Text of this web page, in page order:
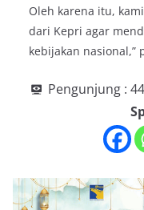
Oleh karena itu,
dari Kepri agar
kebijakan nasional,”
Pengunjung :